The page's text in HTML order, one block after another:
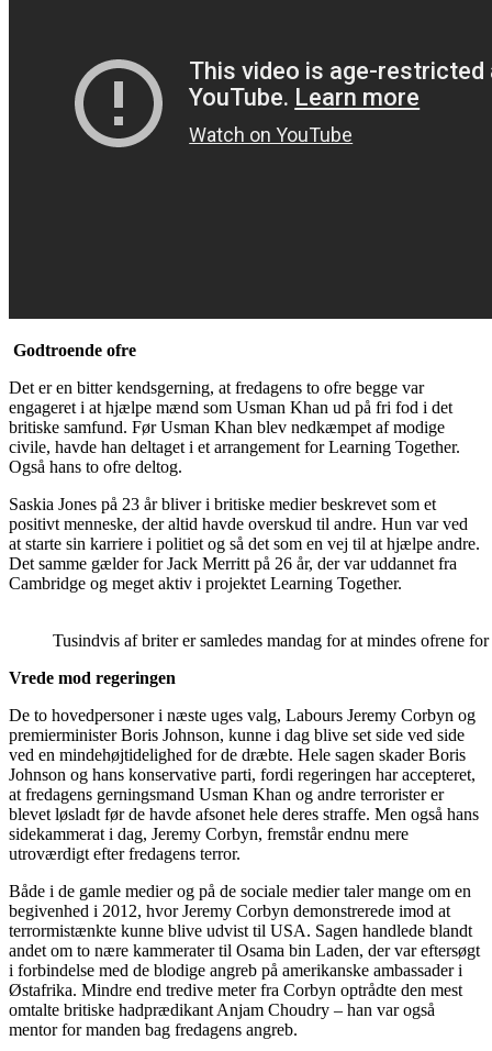
Godtroende ofre
Det er en bitter kendsgerning, at fredagens to ofre begge var
engageret i at hjælpe mænd som Usman Khan ud på fri fod i det
britiske samfund. Før Usman Khan blev nedkæmpet af modige
civile, havde han deltaget i et arrangement for Learning Together.
Også hans to ofre deltog.
Saskia Jones på 23 år bliver i britiske medier beskrevet som et
positivt menneske, der altid havde overskud til andre. Hun var ved
at starte sin karriere i politiet og så det som en vej til at hjælpe andre.
Det samme gælder for Jack Merritt på 26 år, der var uddannet fra
Cambridge og meget aktiv i projektet Learning Together.
Tusindvis af briter er samledes mandag for at mindes ofrene
Vrede mod regeringen
De to hovedpersoner i næste uges valg, Labours Jeremy Corbyn og
premierminister Boris Johnson, kunne i dag blive set side ved side
ved en mindehøjtidelighed for de dræbte. Hele sagen skader Boris
Johnson og hans konservative parti, fordi regeringen har accepteret,
at fredagens gerningsmand Usman Khan og andre terrorister er
blevet løsladt før de havde afsonet hele deres straffe. Men også hans
sidekammerat i dag, Jeremy Corbyn, fremstår endnu mere
utroværdigt efter fredagens terror.
Både i de gamle medier og på de sociale medier taler mange om en
begivenhed i 2012, hvor Jeremy Corbyn demonstrerede imod at
terrormistænkte kunne blive udvist til USA. Sagen handlede blandt
andet om to nære kammerater til Osama bin Laden, der var eftersøgt
i forbindelse med de blodige angreb på amerikanske ambassader i
Østafrika. Mindre end tredive meter fra Corbyn optrådte den mest
omtalte britiske hadprædikant Anjam Choudry – han var også
mentor for manden bag fredagens angreb.